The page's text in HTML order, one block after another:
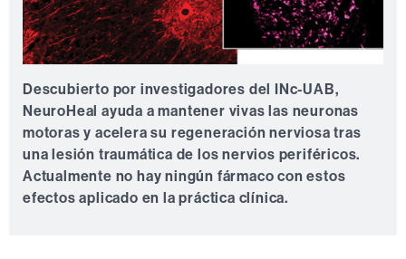
Descubierto por investigadores del INc-UAB,
NeuroHeal ayuda a mantener vivas las neuronas
motoras y acelera su regeneración nerviosa tras
una lesión traumática de los nervios periféricos.
Actualmente no hay ningún fármaco con estos
efectos aplicado en la práctica clínica.